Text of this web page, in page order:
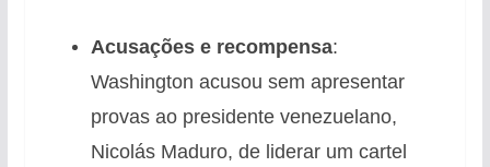
Acusações e recompensa:
Washington acusou sem apresentar
provas ao presidente venezuelano,
Nicolás Maduro, de liderar um cartel